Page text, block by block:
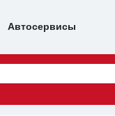
Автосервисы